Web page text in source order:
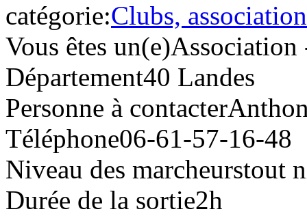
catégorie:Clubs,
Vous êtes un(e)Association
Département40 Landes
Personne à contacter
Téléphone06-61-57-16-48
Niveau des marcheurstout
Durée de la sortie2h